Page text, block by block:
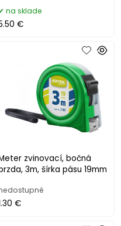
na sklade
€
zvinovací, bočná
3m, šírka pásu 19mm
€